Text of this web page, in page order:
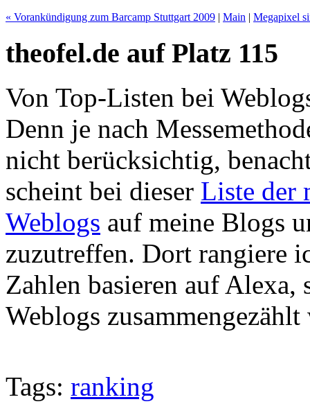
« Vorankündigung zum Barcamp Stuttgart 2009 | Main | Megapixel
theofel.de auf Platz 115
Von Top-Listen bei
Denn je nach
nicht berücksichtig,
scheint bei dieser Liste der
Weblogs auf meine Blogs
zuzutreffen. Dort rangiere
Zahlen basieren auf Alexa,
Weblogs zusammengezählt
Tags: ranking